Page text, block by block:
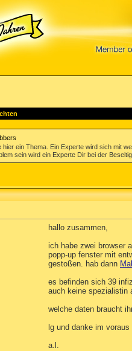
ein Thema. Ein Experte wird sich mit
sein wird ein Experte Dir bei der
hallo zusammen,
ich habe zwei browser
popp-up fenster mit
gestoßen. hab dann
es befinden sich 39
auch keine spezialistin
welche daten braucht
lg und danke im voraus
a.l.